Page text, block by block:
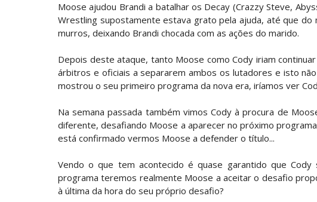
WWE: Lola Vice despede-se do NXT após derrota
SCSA867
WWE: Bianca Belair e Montez Ford dão as boas-
Aug 05 2026
WWE: Brock Lesnar confirma que se retirou no
SCSA867
VIOLÊNCIA DESMEDIDA NO RAW: Jacob Fatu
Moose ajudou Brandi a batalhar os Decay (Crazzy Steve,
Wrestling supostamente estava grato pela ajuda, até que do
murros, deixando Brandi chocada com as ações do marido.
Depois deste ataque, tanto Moose como Cody iriam
árbitros e oficiais a separarem ambos os lutadores e isto
mostrou o seu primeiro programa da nova era, iríamos ver
Na semana passada também vimos Cody à procura de
diferente, desafiando Moose a aparecer no próximo
está confirmado vermos Moose a defender o título...
Vendo o que tem acontecido é quase garantido que
programa teremos realmente Moose a aceitar o desafio
à última da hora do seu próprio desafio?